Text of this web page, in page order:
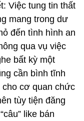
Việc tung tin thất
mang trong dư
đến tình hình an
qua vụ việc
bất kỳ một
cần bình tĩnh
cho cơ quan chức
tùy tiện đăng
like bán